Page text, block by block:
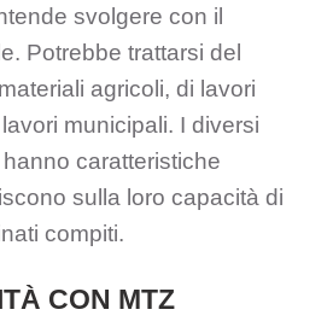
svolgere con il
Potrebbe trattarsi del
agricoli, di lavori
municipali. I diversi
caratteristiche
sulla loro capacità di
compiti.
CON MTZ